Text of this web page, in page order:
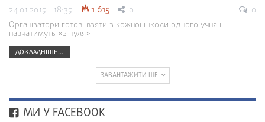
24.01.2019 | 18:39 1 615 0
0
Організатори готові взяти з кожної школи одного учня і
навчатимуть «з нуля»
ДОКЛАДНІШЕ...
ЗАВАНТАЖИТИ ЩЕ
МИ У FACEBOOK